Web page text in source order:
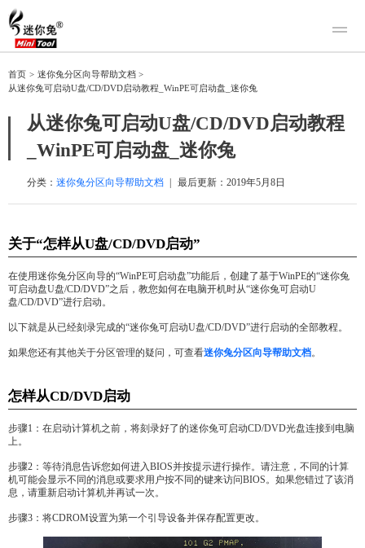
产品
迷你兔数据恢复
迷你兔数据备份
购买
帮助中心
关于我们
关于迷你兔
联系我们
首页 > 迷你兔分区向导帮助文档 >
从迷你兔可启动U盘/CD/DVD启动教程_WinPE可启动盘_迷你兔
从迷你兔可启动U盘/CD/DVD启动教程
_WinPE可启动盘_迷你兔
分类： 迷你兔分区向导帮助文档 最后更新： 2019年5月8日
关于“怎样从U盘/CD/DVD启动”
在使用迷你兔分区向导的“WinPE可启动盘”功能后，创建了基于WinPE的“迷你兔
可启动盘U盘/CD/DVD”之后，教您如何在电脑开机时从“迷你兔可启动U
盘/CD/DVD”进行启动。
以下就是从已经刻录完成的“迷你兔可启动U盘/CD/DVD”进行启动的全部教程。
如果您还有其他关于分区管理的疑问，可查看迷你兔分区向导帮助文档。
怎样从CD/DVD启动
步骤1：在启动计算机之前，将刻录好了的迷你兔可启动CD/DVD光盘连接到电脑
上。
步骤2：等待消息告诉您如何进入BIOS并按提示进行操作。请注意，不同的计算
机可能会显示不同的消息或要求用户按不同的键来访问BIOS。如果您错过了该消
息，请重新启动计算机并再试一次。
步骤3：将CDROM设置为第一个引导设备并保存配置更改。